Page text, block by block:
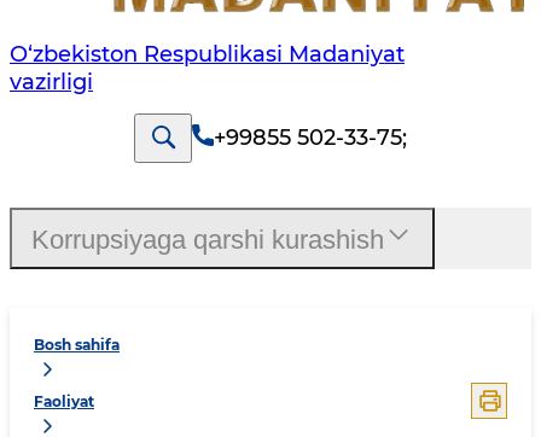
O‘zbekiston Respublikasi Madaniyat
vazirligi
+99855 502-33-75;
Bosh sahifa
Faoliyat
Korrupsiyaga qarshi kurashish